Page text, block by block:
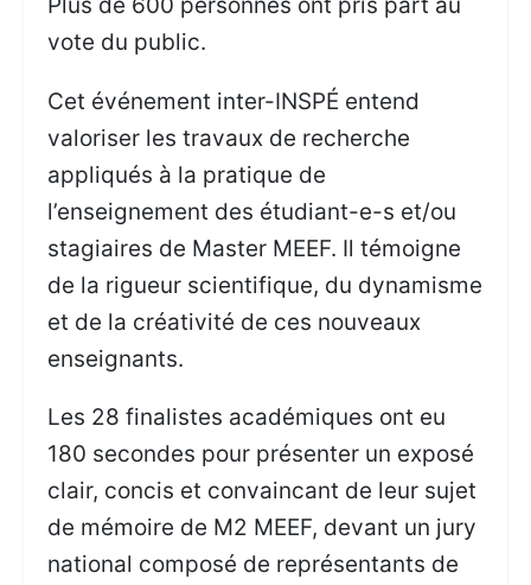
Plus de 600 personnes ont pris part au
vote du public.
Cet événement inter-INSPÉ entend
valoriser les travaux de recherche
appliqués à la pratique de
l’enseignement des étudiant-e-s et/ou
stagiaires de Master MEEF. Il témoigne
de la rigueur scientifique, du dynamisme
et de la créativité de ces nouveaux
enseignants.
Les 28 finalistes académiques ont eu
180 secondes pour présenter un exposé
clair, concis et convaincant de leur sujet
de mémoire de M2 MEEF, devant un jury
national composé de représentants de